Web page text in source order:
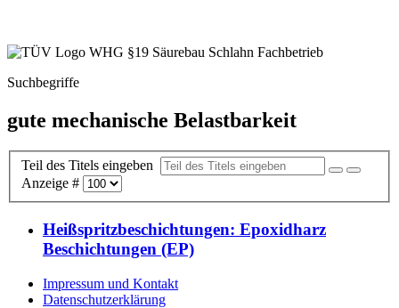
Suchbegriffe
gute mechanische Belastbarkeit
Teil des Titels eingeben
Anzeige #
Heißspritzbeschichtungen: Epoxidharz
Beschichtungen (EP)
Impressum und Kontakt
Datenschutzerklärung